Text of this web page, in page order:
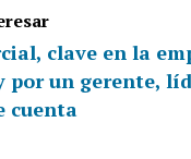
clave en la
por un gerente,
cuenta